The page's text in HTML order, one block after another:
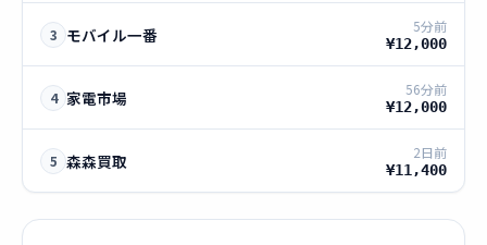
3 モバイル一番 5分前
¥12,000
4 家電市場 56分前
¥12,000
5 森森買取 2日前
¥11,400